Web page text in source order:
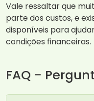
Vale ressaltar que
parte dos custos, e
disponíveis para
condições financeiras.
FAQ -